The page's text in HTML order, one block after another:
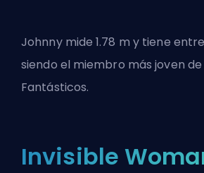
Johnny mide 1.78 m y tiene
siendo el miembro más joven
Fantásticos.
Invisible